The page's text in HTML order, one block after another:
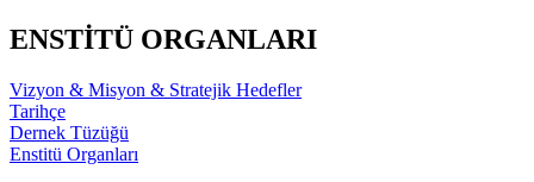
ENSTİTÜ ORGANLARI
Vizyon & Misyon & Stratejik Hedefler
Tarihçe
Dernek Tüzüğü
Enstitü Organları